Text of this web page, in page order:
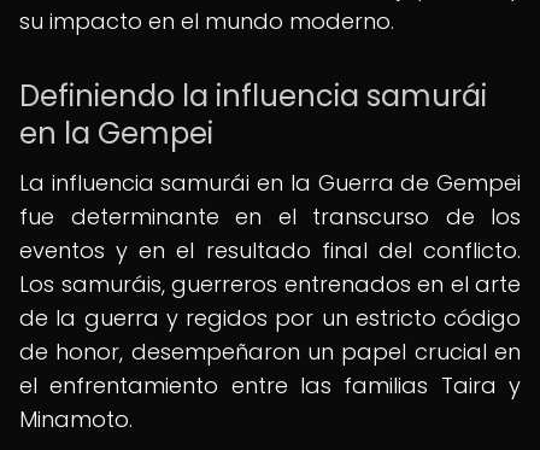
su impacto en el mundo moderno.
Definiendo la influencia samurái
en la Gempei
La influencia samurái en la Guerra de Gempei
fue determinante en el transcurso de los
eventos y en el resultado final del conflicto.
Los samuráis, guerreros entrenados en el arte
de la guerra y regidos por un estricto código
de honor, desempeñaron un papel crucial en
el enfrentamiento entre las familias Taira y
Minamoto.